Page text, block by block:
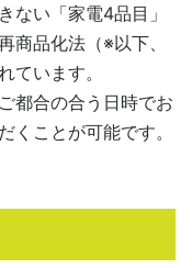
ない「家電4品目」
商品化法（※以下、
ています。
都合の合う日時でお
くことが可能です。